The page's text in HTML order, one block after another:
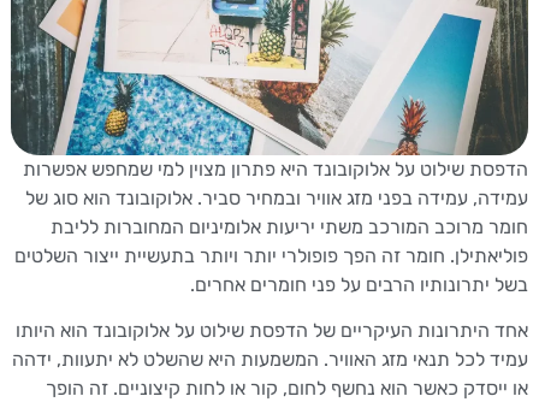
שילוט על אלוקובונד היא פתרון מצוין למי שמחפש אפשרות
עמידה בפני מזג אוויר ובמחיר סביר. אלוקובונד הוא סוג של
מרוכב המורכב משתי יריעות אלומיניום המחוברות לליבת
חומר זה הפך פופולרי יותר ויותר בתעשיית ייצור השלטים
הרבים על פני חומרים אחרים.
העיקריים של הדפסת שילוט על אלוקובונד הוא היותו
לכל תנאי מזג האוויר. המשמעות היא שהשלט לא יתעוות, ידהה
כאשר הוא נחשף לחום, קור או לחות קיצוניים. זה הופך